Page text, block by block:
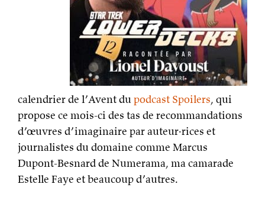
calendrier de l’Avent dupodcast Spoilers, qui
propose ce mois-ci des tas de recommandations
d’œuvres d’imaginaire par auteur·rices et
journalistes du domaine comme Marcus
Dupont-Besnard de Numerama, ma camarade
Estelle Faye et beaucoup d’autres.